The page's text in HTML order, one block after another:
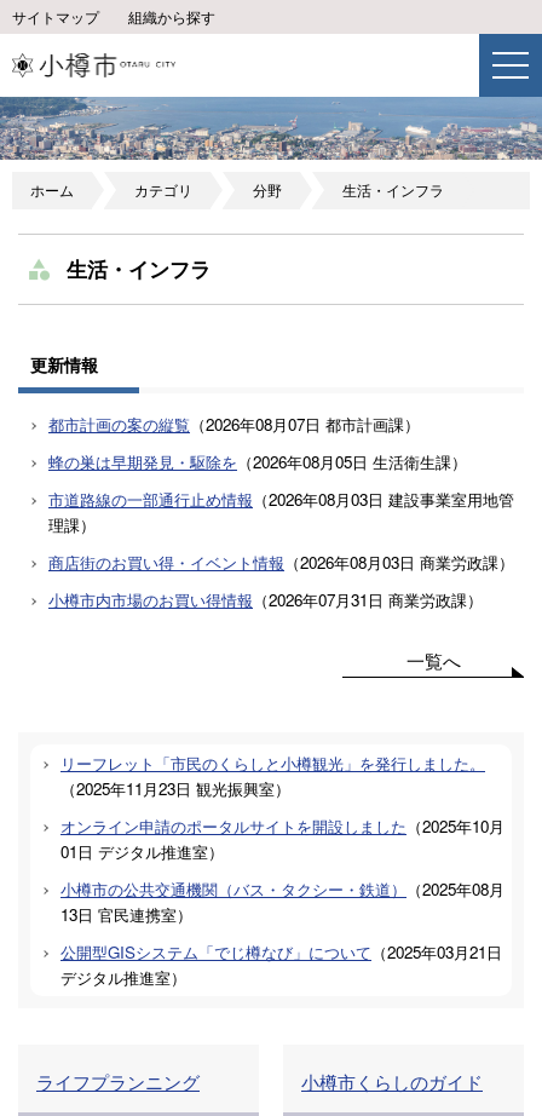
サイトマップ 組織から探す
ホーム カテゴリ 分野 生活・インフラ
生活・インフラ
更新情報
都市計画の案の縦覧 （2026年08月07日 都市計画課）
蜂の巣は早期発見・駆除を （2026年08月05日 生活衛生課）
市道路線の一部通行止め情報 （2026年08月03日 建設事業室用地管
理課）
商店街のお買い得・イベント情報 （2026年08月03日 商業労政課）
小樽市内市場のお買い得情報 （2026年07月31日 商業労政課）
一覧へ
リーフレット「市民のくらしと小樽観光」を発行しました。
（2025年11月23日 観光振興室）
オンライン申請のポータルサイトを開設しました （2025年10月
01日 デジタル推進室）
小樽市の公共交通機関（バス・タクシー・鉄道）
（2025年08月
13日 官民連携室）
公開型GISシステム「でじ樽なび」について （2025年03月21日
デジタル推進室）
ライフプランニング 小樽市くらしのガイド